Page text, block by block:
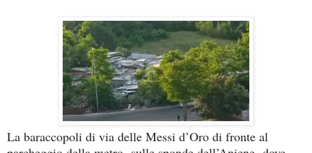
La baraccopoli di via delle Messi d’Oro di fronte al